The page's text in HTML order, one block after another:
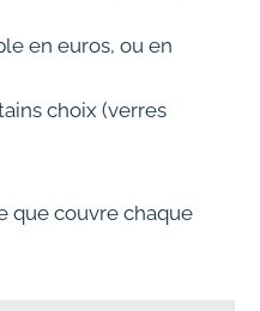
en euros, ou en
choix (verres
que couvre chaque